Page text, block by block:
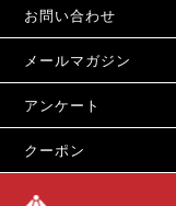
お問い合わせ
メールマガジン
アンケート
クーポン